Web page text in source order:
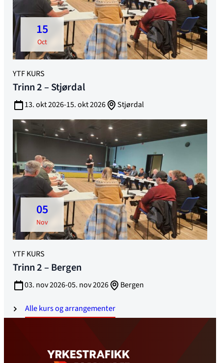
Alle kurs og arrangementer
15
oct
YTF KURS
Trinn 2 – Stjørdal
13. okt 2026-15. okt 2026 Stjørdal
05
nov
YTF KURS
Trinn 2 – Bergen
03. nov 2026-05. nov 2026 Bergen